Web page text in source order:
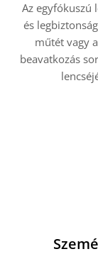
Az egyfókuszú
és
műtét vagy
beavatkozás